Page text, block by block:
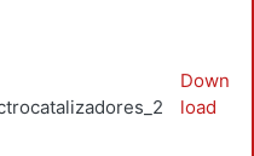
Down
load